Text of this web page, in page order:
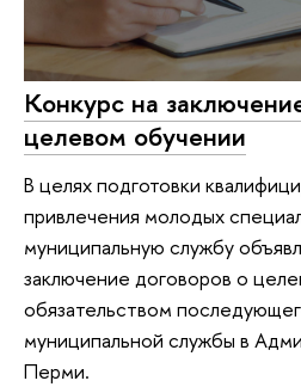
Конкурс на
целевом обучении
В целях подготовки
привлечения молодых
муниципальную службу
заключение договоров о
обязательством
муниципальной службы в
Перми.